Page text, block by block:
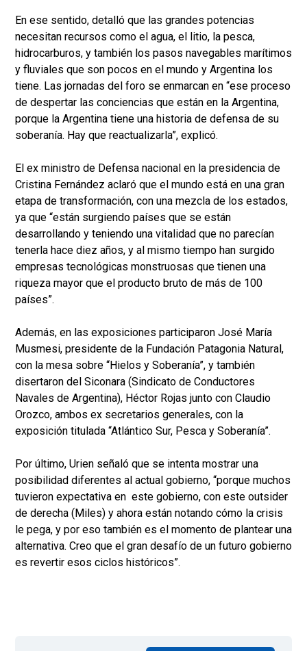
En ese sentido, detalló que las grandes potencias
necesitan recursos como el agua, el litio, la pesca,
hidrocarburos, y también los pasos navegables marítimos
y fluviales que son pocos en el mundo y Argentina los
tiene. Las jornadas del foro se enmarcan en “ese proceso
de despertar las conciencias que están en la Argentina,
porque la Argentina tiene una historia de defensa de su
soberanía. Hay que reactualizarla”, explicó.
El ex ministro de Defensa nacional en la presidencia de
Cristina Fernández aclaró que el mundo está en una gran
etapa de transformación, con una mezcla de los estados,
ya que “están surgiendo países que se están
desarrollando y teniendo una vitalidad que no parecían
tenerla hace diez años, y al mismo tiempo han surgido
empresas tecnológicas monstruosas que tienen una
riqueza mayor que el producto bruto de más de 100
países”.
Además, en las exposiciones participaron José María
Musmesi, presidente de la Fundación Patagonia Natural,
con la mesa sobre “Hielos y Soberanía”, y también
disertaron del Siconara (Sindicato de Conductores
Navales de Argentina), Héctor Rojas junto con Claudio
Orozco, ambos ex secretarios generales, con la
exposición titulada “Atlántico Sur, Pesca y Soberanía”.
Por último, Urien señaló que se intenta mostrar una
posibilidad diferentes al actual gobierno, “porque muchos
tuvieron expectativa en este gobierno, con este outsider
de derecha (Miles) y ahora están notando cómo la crisis
le pega, y por eso también es el momento de plantear una
alternativa. Creo que el gran desafío de un futuro gobierno
es revertir esos ciclos históricos”.